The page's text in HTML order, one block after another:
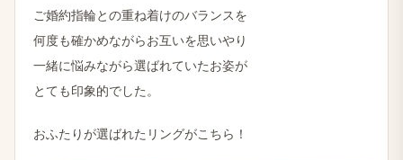
ご婚約指輪との重ね着けのバランスを
何度も確かめながらお互いを思いやり
一緒に悩みながら選ばれていたお姿が
とても印象的でした。
おふたりが選ばれたリングがこちら！